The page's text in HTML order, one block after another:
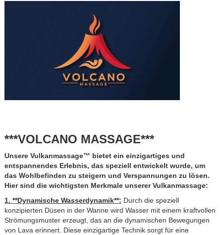
***VOLCANO MASSAGE***
Unsere Vulkanmassage™ bietet ein einzigartiges und
entspannendes Erlebnis, das speziell entwickelt wurde, um
das Wohlbefinden zu steigern und Verspannungen zu lösen.
Hier sind die wichtigsten Merkmale unserer Vulkanmassage:
1. **Dynamische Wasserdynamik**: Durch die speziell
konzipierten Düsen in der Wanne wird Wasser mit einem kraftvollen
Strömungsmuster erzeugt, das an die dynamischen Bewegungen
von Lava erinnert. Diese einzigartige Technik sorgt für eine